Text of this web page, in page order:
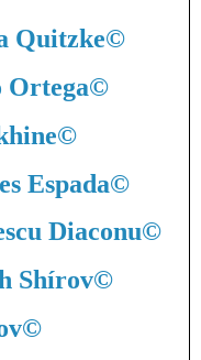
Quitzke©
Ortega©
©
Espada©
Diaconu©
Shírov©
©